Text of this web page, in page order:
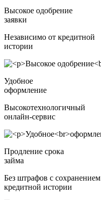
Высокое одобрение
заявки
Независимо от кредитной
истории
Удобное
оформление
Высокотехнологичный
онлайн-сервис
Продление срока
займа
Без штрафов с сохранением
кредитной истории